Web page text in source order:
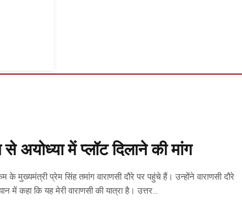
अयोध्या में प्लॉट दिलाने की मांग
के मुख्यमंत्री प्रेम सिंह तमांग वाराणसी दौरे पर पहुंचे हैं। उन्होंने वाराणसी दौरे
कहा कि यह मेरी वाराणसी की यात्रा है। उत्तर...